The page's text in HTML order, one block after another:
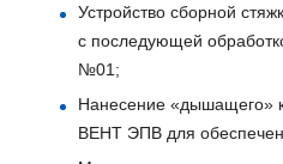
Устройство сборной
с последующей
№01;
Нанесение «дышащего»
ВЕНТ ЭПВ для